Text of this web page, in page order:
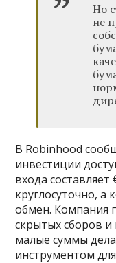
Но
не
В Robinhood
инвестиции
входа
круглосуточно, а
обмен. Компания
скрытых сборов
малые суммы
инструментом